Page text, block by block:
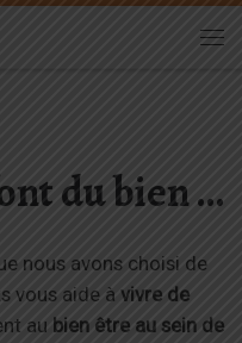
du bien …
nous avons choisi de
vous aide à vivre de
au bien être au sein de